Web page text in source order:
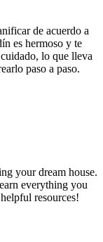
de acuerdo a
es hermoso y te
lo que lleva
paso a paso.
your dream house.
everything you
resources!